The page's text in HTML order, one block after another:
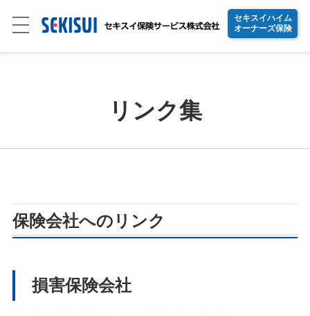
セキスイハイム
オーナーズ保険
リンク集
保険会社へのリンク
損害保険会社